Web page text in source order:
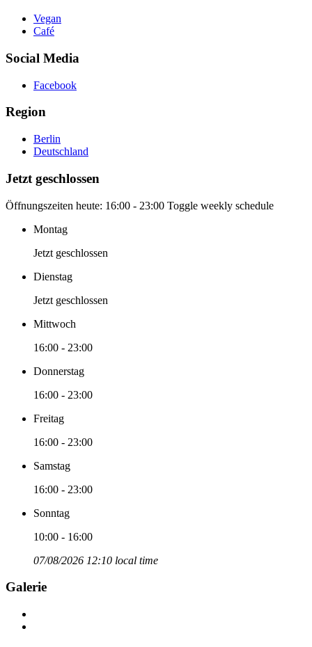
Vegan
Café
Social Media
Facebook
Region
Berlin
Deutschland
Jetzt geschlossen
Öffnungszeiten heute: 16:00 - 23:00 Toggle weekly schedule
Montag
Jetzt geschlossen
Dienstag
Jetzt geschlossen
Mittwoch
16:00 - 23:00
Donnerstag
16:00 - 23:00
Freitag
16:00 - 23:00
Samstag
16:00 - 23:00
Sonntag
10:00 - 16:00
07/08/2026 12:10 local time
Galerie